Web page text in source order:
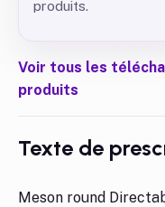
produits.
Voir tous les
produits
Texte de
Meson round